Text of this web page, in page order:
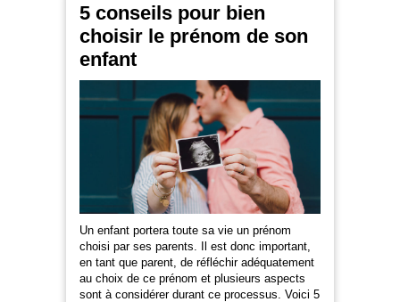
5 conseils pour bien
choisir le prénom de son
enfant
Un enfant portera toute sa vie un prénom
choisi par ses parents. Il est donc important,
en tant que parent, de réfléchir adéquatement
au choix de ce prénom et plusieurs aspects
sont à considérer durant ce processus. Voici 5